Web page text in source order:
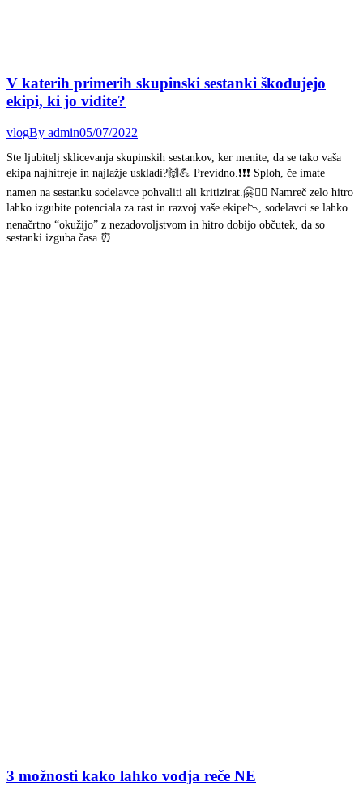
V katerih primerih skupinski sestanki škodujejo
ekipi, ki jo vidite?
vlogBy admin05/07/2022
Ste ljubitelj sklicevanja skupinskih sestankov, ker menite, da se tako vaša
ekipa najhitreje in najlažje uskladi?🙌💪 Previdno.❗❗❗ Sploh, če imate
namen na sestanku sodelavce pohvaliti ali kritizirat.🤗🤦‍♂️ Namreč zelo hitro
lahko izgubite potenciala za rast in razvoj vaše ekipe📉, sodelavci se lahko
nenačrtno “okužijo” z nezadovoljstvom in hitro dobijo občutek, da so
sestanki izguba časa.⏰…
3 možnosti kako lahko vodja reče NE